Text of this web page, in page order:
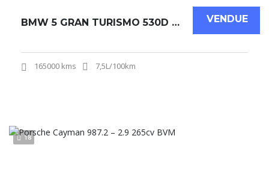
VENDUE
BMW 5 GRAN TURISMO 530D LUXE STEPTRONIC
165000 kms 7,5L/100km
18